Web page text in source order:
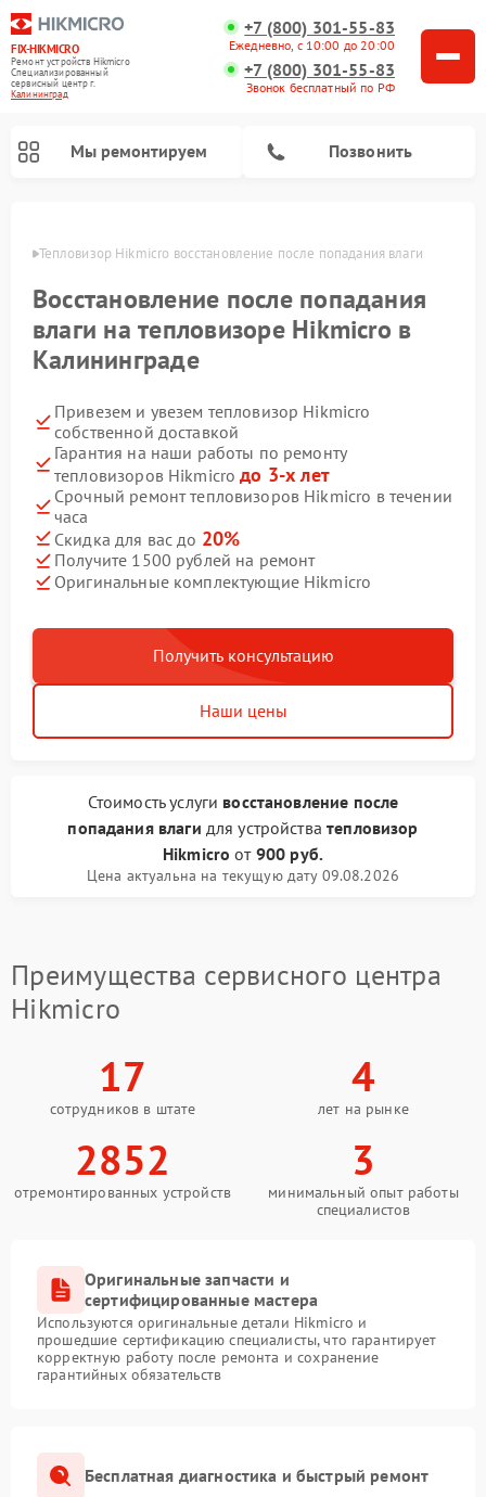
FIX-HIKMICRO
Ремонт устройств Hikmicro
Специализированный
cервисный центр г.
Калининград
+7 (800) 301-55-83
Ежедневно, с 10:00 до 20:00
+7 (800) 301-55-83
Звонок бесплатный по РФ
Мы ремонтируем Позвонить
Тепловизор Hikmicro восстановление после попадания влаги
Восстановление после попадания
влаги на тепловизоре Hikmicro в
Калининграде
Привезем и увезем тепловизор Hikmicro
собственной доставкой
Гарантия на наши работы по ремонту
тепловизоров Hikmicroдо 3-х лет
Срочный ремонт тепловизоров Hikmicro в течении
часа
Скидка для вас до 20%
Получите 1500 рублей на ремонт
Оригинальные комплектующие Hikmicro
Получить консультацию
Наши цены
Стоимость услуги восстановление после
попадания влаги для устройстватепловизор
Hikmicro от 900 руб.
Цена актуальна на текущую дату 09.08.2026
Преимущества сервисного центра
Hikmicro
17
сотрудников в штате
4
лет на рынке
2852
отремонтированных устройств
3
минимальный опыт работы
специалистов
Оригинальные запчасти и
сертифицированные мастера
Используются оригинальные детали Hikmicro и
прошедшие сертификацию специалисты, что гарантирует
корректную работу после ремонта и сохранение
гарантийных обязательств
Бесплатная диагностика и быстрый ремонт